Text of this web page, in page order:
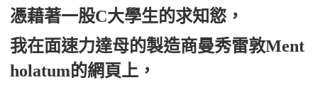
憑藉著一股C大學生的求知慾，
我在面速力達母的製造商曼秀雷敦Ment
holatum的網頁上，